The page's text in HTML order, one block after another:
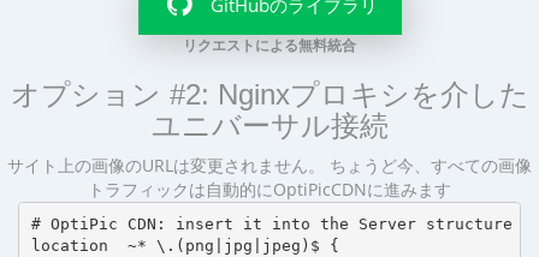
リクエストによる無料統合
オプション #2: Nginxプロキシを介した
ユニバーサル接続
サイト上の画像のURLは変更されません。 ちょうど今、すべての画像
トラフィックは自動的にOptiPicCDNに進みます
# OptiPic CDN: insert it into the Server structure
location  ~* \.(png|jpg|jpeg)$ {